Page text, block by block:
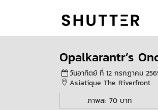
Opalkarantr’s
วันอาทิตย์ ที่ 12 กรกฏาคม
Asiatique The Riverfront
ภาพละ 70 บาท